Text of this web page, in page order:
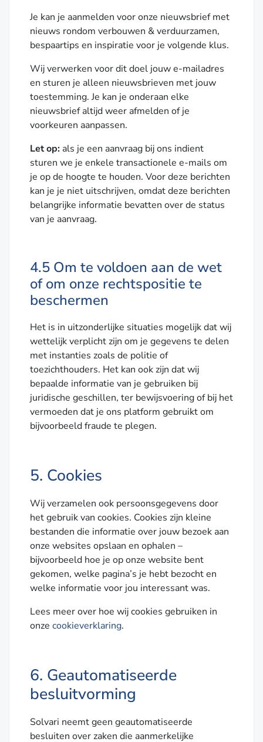
Je kan je aanmelden voor onze nieuwsbrief met
nieuws rondom verbouwen & verduurzamen,
bespaartips en inspiratie voor je volgende klus.
Wij verwerken voor dit doel jouw e-mailadres
en sturen je alleen nieuwsbrieven met jouw
toestemming. Je kan je onderaan elke
nieuwsbrief altijd weer afmelden of je
voorkeuren aanpassen.
Let op: als je een aanvraag bij ons indient
sturen we je enkele transactionele e-mails om
je op de hoogte te houden. Voor deze berichten
kan je je niet uitschrijven, omdat deze berichten
belangrijke informatie bevatten over de status
van je aanvraag.
4.5 Om te voldoen aan de wet
of om onze rechtspositie te
beschermen
Het is in uitzonderlijke situaties mogelijk dat wij
wettelijk verplicht zijn om je gegevens te delen
met instanties zoals de politie of
toezichthouders. Het kan ook zijn dat wij
bepaalde informatie van je gebruiken bij
juridische geschillen, ter bewijsvoering of bij het
vermoeden dat je ons platform gebruikt om
bijvoorbeeld fraude te plegen.
5. Cookies
Wij verzamelen ook persoonsgegevens door
het gebruik van cookies. Cookies zijn kleine
bestanden die informatie over jouw bezoek aan
onze websites opslaan en ophalen –
bijvoorbeeld hoe je op onze website bent
gekomen, welke pagina’s je hebt bezocht en
welke informatie voor jou interessant was.
Lees meer over hoe wij cookies gebruiken in
onze cookieverklaring.
6. Geautomatiseerde
besluitvorming
Solvari neemt geen geautomatiseerde
besluiten over zaken die aanmerkelijke